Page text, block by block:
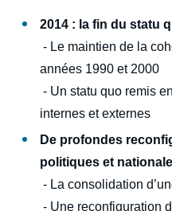
2014 : la fin du statu
- Le maintien de la
années 1990 et 2000
- Un statu quo remis
internes et externes
De profondes
politiques et
- La consolidation
- Une reconfiguration
Image
de
de
Hervé AMIOT, «
résistance »,
Ifri, 21 juin 2022.